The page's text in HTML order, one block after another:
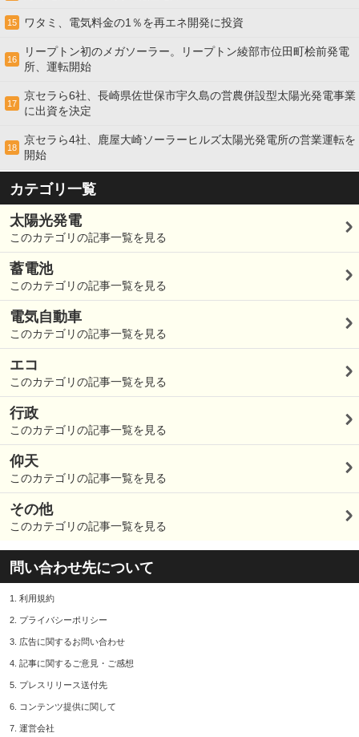
15 ワタミ、電気料金の1％を再エネ開発に投資
16
リープトン初のメガソーラー。リープトン綾部市位田町桧前発電
所、運転開始
17
京セラら6社、長崎県佐世保市宇久島の営農併設型太陽光発電事業
に出資を決定
18
京セラら4社、鹿屋大崎ソーラーヒルズ太陽光発電所の営業運転を
開始
カテゴリ一覧
太陽光発電
このカテゴリの記事一覧を見る
蓄電池
このカテゴリの記事一覧を見る
電気自動車
このカテゴリの記事一覧を見る
エコ
このカテゴリの記事一覧を見る
行政
このカテゴリの記事一覧を見る
仰天
このカテゴリの記事一覧を見る
その他
このカテゴリの記事一覧を見る
問い合わせ先について
1. 利用規約
2. プライバシーポリシー
3. 広告に関するお問い合わせ
4. 記事に関するご意見・ご感想
5. プレスリリース送付先
6. コンテンツ提供に関して
7. 運営会社